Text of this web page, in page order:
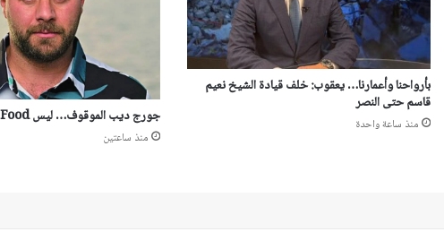
بأرواحنا وأعمارنا… يعقوب: خلف قيادة الشيخ نعيم
قاسم حتى النصر
منذ ساعة واحدة جورج ديب الموقوف… ليس Dr Food
منذ ساعتين